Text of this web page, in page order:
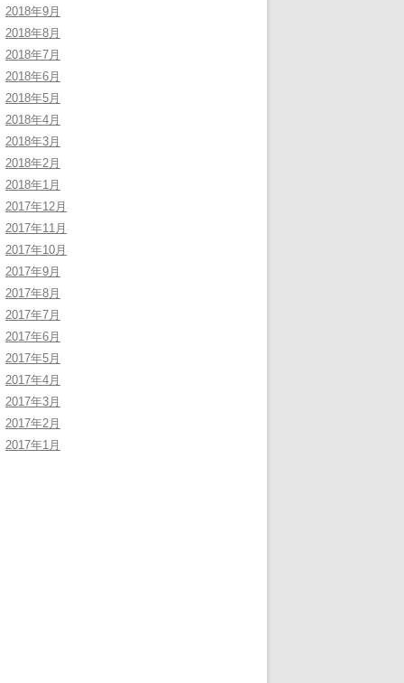
2018年9月
2018年8月
2018年7月
2018年6月
2018年5月
2018年4月
2018年3月
2018年2月
2018年1月
2017年12月
2017年11月
2017年10月
2017年9月
2017年8月
2017年7月
2017年6月
2017年5月
2017年4月
2017年3月
2017年2月
2017年1月